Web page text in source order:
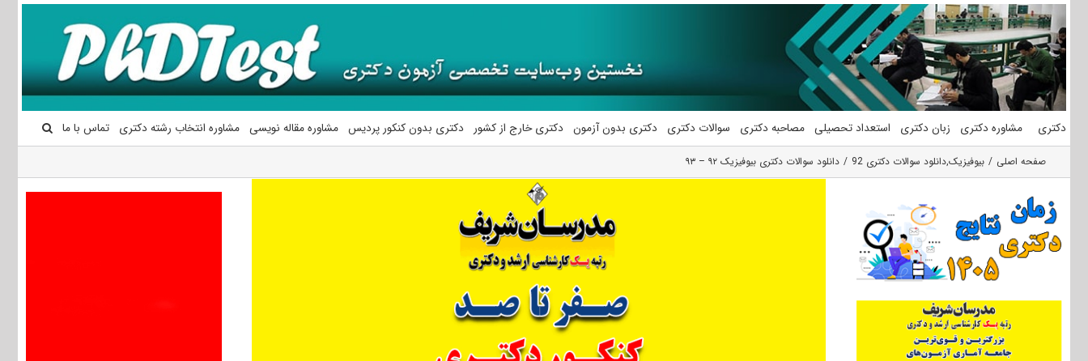
محتوا
دکتری مشاوره دکتری زبان دکتری استعداد تحصیلی مصاحبه دکتری سوالات دکتری دکتری بدون آزمون دکتری خارج از کشور دکتری بدون کنکور پردیس مشاوره مقاله نویسی مشاوره انتخاب رشته دکتری تماس با ما
صفحه اصلی بیوفیزیک,دانلود سوالات دکتری 92 دانلود سوالات دکتری بیوفیزیک ۹۲ – ۹۳